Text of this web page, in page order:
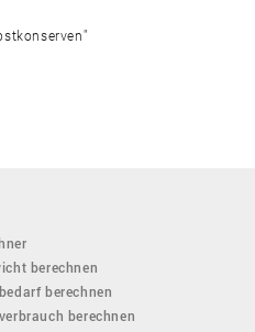
berechnen
berechnen
berechnen